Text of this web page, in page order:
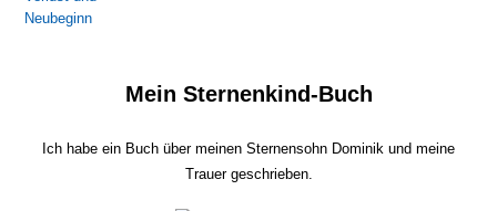
Mein Sternenkind-Buch
Ich habe ein Buch über meinen Sternensohn Dominik und meine
Trauer geschrieben.